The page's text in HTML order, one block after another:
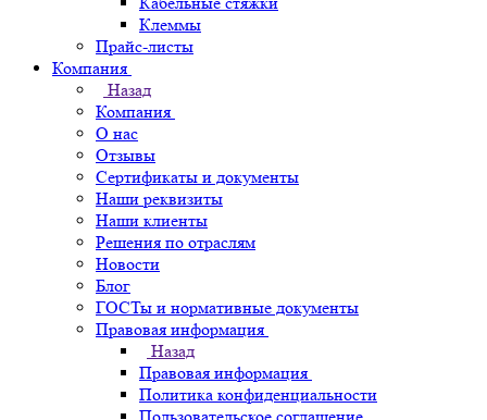
Клеммы
Прайс-листы
Компания
Назад
Компания
О нас
Отзывы
Сертификаты и документы
Наши реквизиты
Наши клиенты
Решения по отраслям
Новости
Блог
ГОСТы и нормативные документы
Правовая информация
Назад
Правовая информация
Политика конфиденциальности